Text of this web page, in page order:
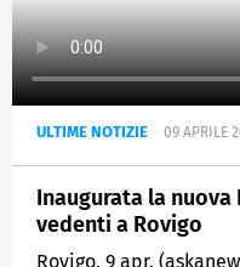
ULTIME NOTIZIE 09 APRILE
Inaugurata la nuova
vedenti a Rovigo
Rovigo, 9 apr.